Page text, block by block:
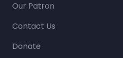
Our Patron
Contact Us
Donate